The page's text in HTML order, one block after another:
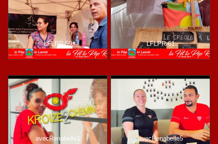
LFLPR-59 LFLPR-61
avecRenabelle1 avecRenabelle5